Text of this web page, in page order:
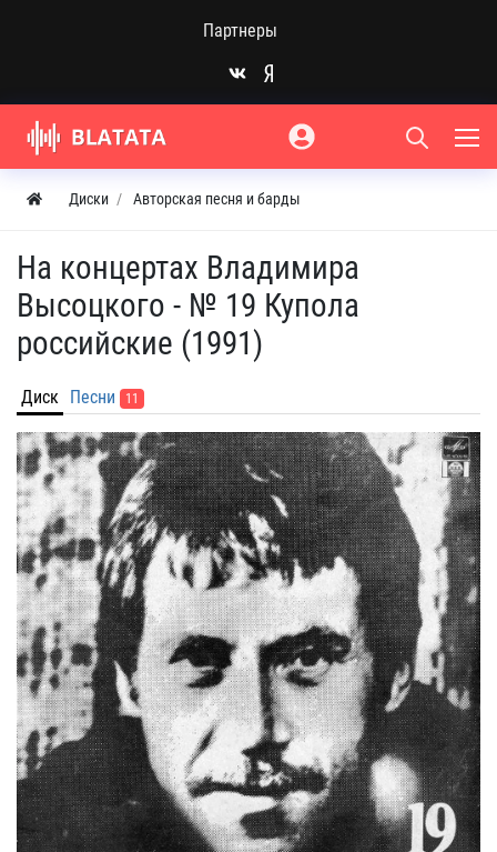
Партнеры
Диски Авторская песня и барды
На концертах Владимира
Высоцкого - № 19 Купола
российские (1991)
Диск Песни 11